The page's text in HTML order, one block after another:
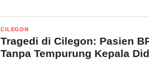
CILEGON
Tragedi di Cilegon: Pasien
Tanpa Tempurung Kepala